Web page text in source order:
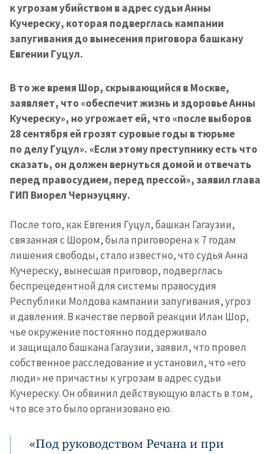
к угрозам убийством в адрес судьи Анны
Кучереску, которая подверглась кампании
запугивания до вынесения приговора башкану
Евгении Гуцул.
В то же время Шор, скрывающийся в Москве,
заявляет, что «обеспечит жизнь и здоровье Анны
Кучереску», но угрожает ей, что «после выборов
28 сентября ей грозят суровые годы в тюрьме
по делу Гуцул». «Если этому преступнику есть что
сказать, он должен вернуться домой и отвечать
перед правосудием, перед прессой», заявил глава
ГИП Виорел Чернэуцяну.
После того, как Евгения Гуцул, башкан Гагаузии,
связанная с Шором, была приговорена к 7 годам
лишения свободы, стало известно, что судья Анна
Кучереску, вынесшая приговор, подверглась
беспрецедентной для системы правосудия
Республики Молдова кампании запугивания, угроз
и давления. В качестве первой реакции Илан Шор,
чье окружение постоянно поддерживало
и защищало башкана Гагаузии, заявил, что провел
собственное расследование и установил, что «его
люди» не причастны к угрозам в адрес судьи
Кучереску. Он обвинил действующую власть в том,
что все это было организовано ею.
«Под руководством Речана и при